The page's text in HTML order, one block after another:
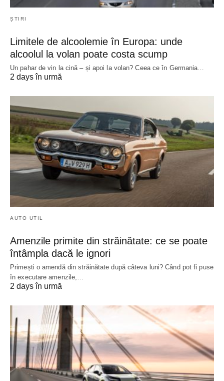
ȘTIRI
Limitele de alcoolemie în Europa: unde
alcoolul la volan poate costa scump
Un pahar de vin la cină – și apoi la volan? Ceea ce în Germania…
2 days în urmă
AUTO UTIL
Amenzile primite din străinătate: ce se poate
întâmpla dacă le ignori
Primești o amendă din străinătate după câteva luni? Când pot fi puse
în executare amenzile,…
2 days în urmă